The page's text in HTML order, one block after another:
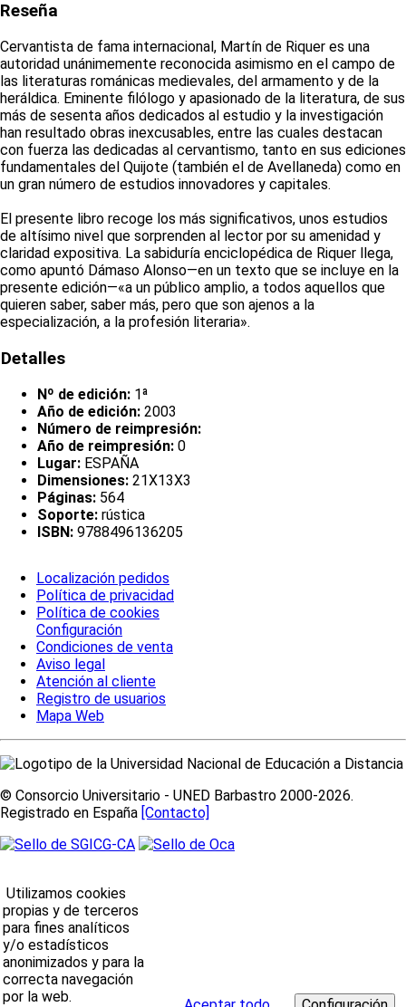
Reseña
Cervantista de fama internacional, Martín de Riquer es una
autoridad unánimemente reconocida asimismo en el campo de
las literaturas románicas medievales, del armamento y de la
heráldica. Eminente filólogo y apasionado de la literatura, de sus
más de sesenta años dedicados al estudio y la investigación
han resultado obras inexcusables, entre las cuales destacan
con fuerza las dedicadas al cervantismo, tanto en sus ediciones
fundamentales del Quijote (también el de Avellaneda) como en
un gran número de estudios innovadores y capitales.
El presente libro recoge los más significativos, unos estudios
de altísimo nivel que sorprenden al lector por su amenidad y
claridad expositiva. La sabiduría enciclopédica de Riquer llega,
como apuntó Dámaso Alonso—en un texto que se incluye en la
presente edición—«a un público amplio, a todos aquellos que
quieren saber, saber más, pero que son ajenos a la
especialización, a la profesión literaria».
Detalles
Nº de edición: 1ª
Año de edición: 2003
Número de reimpresión:
Año de reimpresión: 0
Lugar: ESPAÑA
Dimensiones: 21X13X3
Páginas: 564
Soporte: rústica
ISBN: 9788496136205
Localización pedidos
Política de privacidad
Política de cookies
Configuración
Condiciones de venta
Aviso legal
Atención al cliente
Registro de usuarios
Mapa Web
© Consorcio Universitario - UNED Barbastro 2000-2026.
Registrado en España [Contacto]
Utilizamos cookies
propias y de terceros
para fines analíticos
y/o estadísticos
anonimizados y para la
correcta navegación
por la web.